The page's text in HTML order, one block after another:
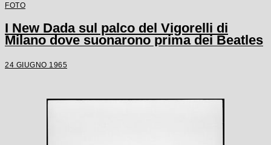
FOTO
I New Dada sul palco del Vigorelli di
Milano dove suonarono prima dei Beatles
24 GIUGNO 1965